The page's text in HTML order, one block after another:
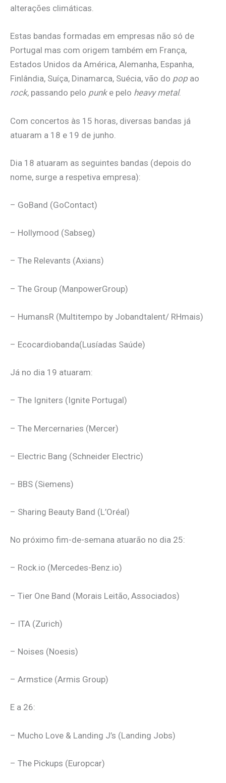
alterações climáticas.
Estas bandas formadas em empresas não só de
Portugal mas com origem também em França,
Estados Unidos da América, Alemanha, Espanha,
Finlândia, Suíça, Dinamarca, Suécia, vão do pop ao
rock, passando pelo punke pelo heavy metal.
Com concertos às 15 horas, diversas bandas já
atuaram a 18 e 19 de junho.
Dia 18 atuaram as seguintes bandas (depois do
nome, surge a respetiva empresa):
– GoBand (GoContact)
– Hollymood (Sabseg)
– The Relevants (Axians)
– The Group (ManpowerGroup)
– HumansR (Multitempo by Jobandtalent/ RHmais)
– Ecocardiobanda(Lusíadas Saúde)
Já no dia 19 atuaram:
– The Igniters (Ignite Portugal)
– The Mercernaries (Mercer)
– Electric Bang (Schneider Electric)
– BBS (Siemens)
– Sharing Beauty Band (L’Oréal)
No próximo fim-de-semana atuarão no dia 25:
– Rock.io (Mercedes-Benz.io)
– Tier One Band (Morais Leitão, Associados)
– ITA (Zurich)
– Noises (Noesis)
– Armstice (Armis Group)
E a 26:
– Mucho Love & Landing J’s (Landing Jobs)
– The Pickups (Europcar)